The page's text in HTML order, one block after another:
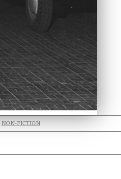
NON-FICTION